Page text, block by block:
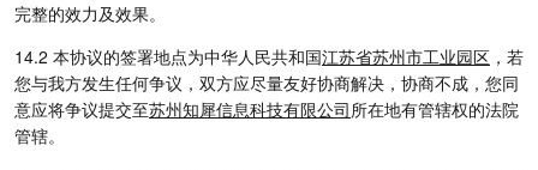
完整的效力及效果。
14.2 本协议的签署地点为中华人民共和国江苏省苏州市工业园区 ，若
您与我方发生任何争议，双方应尽量友好协商解决，协商不成，您同
意应将争议提交至苏州知犀信息科技有限公司所在地有管辖权的法院
管辖。